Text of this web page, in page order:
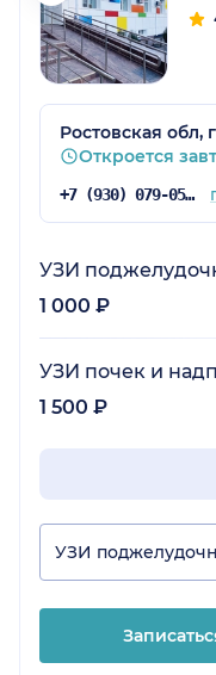
Ростовская обл,
Откроется
+7 (930) 079-05-83
УЗИ
1 000 ₽
УЗИ почек и
1 500 ₽
УЗИ